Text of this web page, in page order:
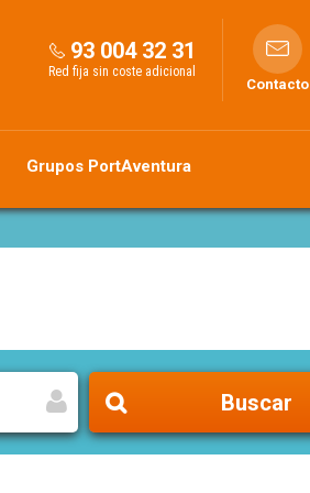
93 004 32 31
Red fija sin coste adicional
Contacto
Grupos PortAventura
Buscar